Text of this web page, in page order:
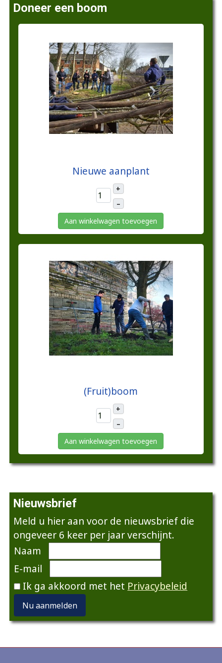
Doneer een boom
Nieuwe aanplant
+
–
Aan winkelwagen toevoegen
(Fruit)boom
+
–
Aan winkelwagen toevoegen
Nieuwsbrief
Meld u hier aan voor de nieuwsbrief die
ongeveer 6 keer per jaar verschijnt.
Naam
E-mail
Ik ga akkoord met het Privacybeleid
Nu aanmelden